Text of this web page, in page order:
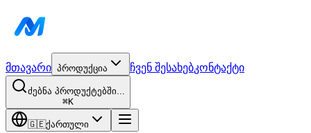
მთავარი პროდუქცია ჩვენ შესახებკონტაქტი
ძებნა პროდუქტებში...
⌘K
🇬🇪ქართული